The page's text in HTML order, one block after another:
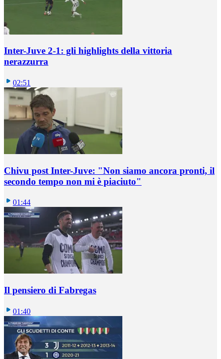
Inter-Juve 2-1: gli highlights della vittoria
nerazzurra
02:51
Chivu post Inter-Juve: "Non siamo ancora pronti, il
secondo tempo non mi è piaciuto"
01:44
Il pensiero di Fabregas
01:40